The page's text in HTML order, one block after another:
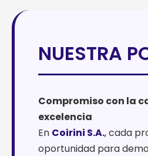
NUESTRA
Compromiso con la
excelencia
En Coirini S.A., cada
oportunidad para